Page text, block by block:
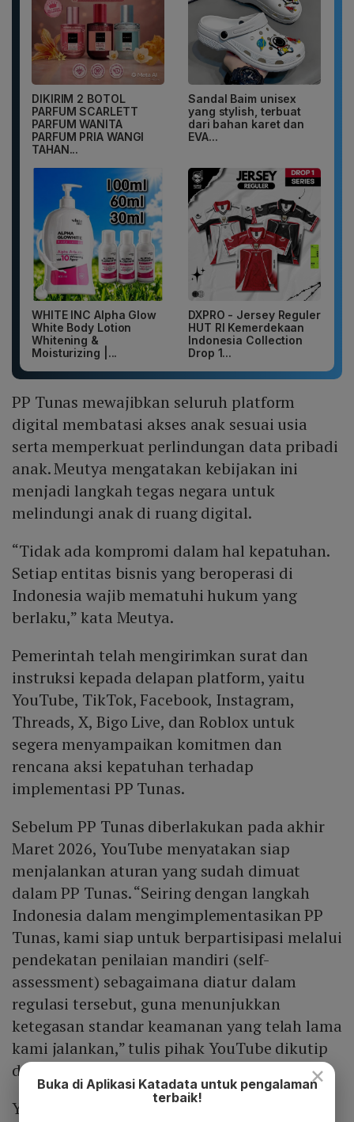
DIKIRIM 2 BOTOL
PARFUM SCARLETT
PARFUM WANITA
PARFUM PRIA WANGI
TAHAN...
Sandal Baim unisex
yang stylish, terbuat
dari bahan karet dan
EVA...
WHITE INC Alpha Glow
White Body Lotion
Whitening &
Moisturizing |...
DXPRO - Jersey Reguler
HUT RI Kemerdekaan
Indonesia Collection
Drop 1...
PP Tunas mewajibkan seluruh platform
digital membatasi akses anak sesuai usia
serta memperkuat perlindungan data pribadi
anak. Meutya mengatakan kebijakan ini
menjadi langkah tegas negara untuk
melindungi anak di ruang digital.
“Tidak ada kompromi dalam hal kepatuhan.
Setiap entitas bisnis yang beroperasi di
Indonesia wajib mematuhi hukum yang
berlaku,” kata Meutya.
Pemerintah telah mengirimkan surat dan
instruksi kepada delapan platform, yaitu
YouTube, TikTok, Facebook, Instagram,
Threads, X, Bigo Live, dan Roblox untuk
segera menyampaikan komitmen dan
rencana aksi kepatuhan terhadap
implementasi PP Tunas.
Sebelum PP Tunas diberlakukan pada akhir
Maret 2026, YouTube menyatakan siap
menjalankan aturan yang sudah dimuat
dalam PP Tunas. “Seiring dengan langkah
Indonesia dalam mengimplementasikan PP
Tunas, kami siap untuk berpartisipasi melalui
pendekatan penilaian mandiri (self-
assessment) sebagaimana diatur dalam
regulasi tersebut, guna menunjukkan
ketegasan standar keamanan yang telah lama
kami jalankan,” tulis pihak YouTube dikutip
dari situs blog resmi Youtube, Jumat (27/3).
YouTube menyatakan selama ini telah
×
Buka di Aplikasi Katadata untuk pengalaman
terbaik!